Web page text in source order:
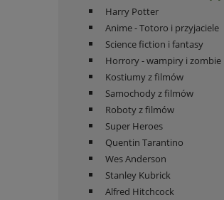
Harry Potter
Anime - Totoro i przyjaciele
Science fiction i fantasy
Horrory - wampiry i zombie
Kostiumy z filmów
Samochody z filmów
Roboty z filmów
Super Heroes
Quentin Tarantino
Wes Anderson
Stanley Kubrick
Alfred Hitchcock